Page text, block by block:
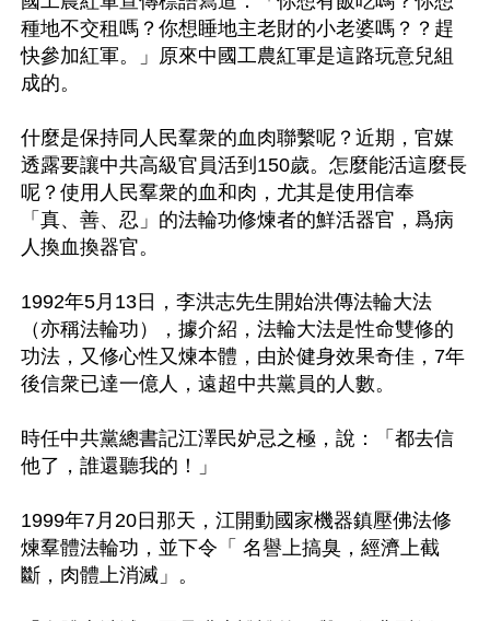
種地不交租嗎？你想睡地主老財的小老婆嗎？？趕
快參加紅軍。」原來中國工農紅軍是這路玩意兒組
成的。
什麼是保持同人民羣衆的血肉聯繫呢？近期，官媒
透露要讓中共高級官員活到150歲。怎麼能活這麼長
呢？使用人民羣衆的血和肉，尤其是使用信奉
「真、善、忍」的法輪功修煉者的鮮活器官，爲病
人換血換器官。
1992年5月13日，李洪志先生開始洪傳法輪大法
（亦稱法輪功），據介紹，法輪大法是性命雙修的
功法，又修心性又煉本體，由於健身效果奇佳，7年
後信衆已達一億人，遠超中共黨員的人數。
時任中共黨總書記江澤民妒忌之極，說：「都去信
他了，誰還聽我的！」
1999年7月20日那天，江開動國家機器鎮壓佛法修
煉羣體法輪功，並下令「 名譽上搞臭，經濟上截
斷，肉體上消滅」。